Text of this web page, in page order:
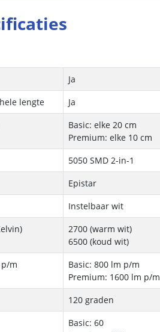
Ja
lengte
Ja
Basic: elke 20 cm
Premium: elke 10 cm
5050 SMD 2-in-1
Epistar
Instelbaar wit
2700 (warm wit)
6500 (koud wit)
m
Basic: 800 lm p/m
Premium: 1600 lm p/m
120 graden
Basic: 60